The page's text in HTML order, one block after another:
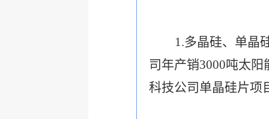
1.多晶硅、单晶
司年产销3000吨太阳
科技公司单晶硅片项